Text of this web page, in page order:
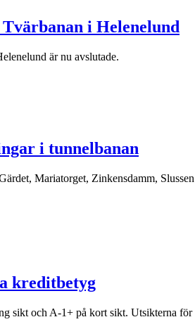
i Helenelund
är nu avslutade.
i tunnelbanan
Mariatorget, Zinkensdamm,
kreditbetyg
sikt och A-1+ på kort sikt. Utsikterna